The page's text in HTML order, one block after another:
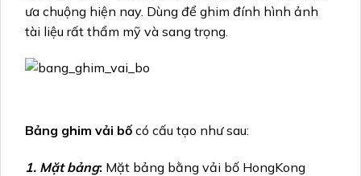
ưa chuộng hiện nay. Dùng để ghim đính hình ảnh
tài liệu rất thẩm mỹ và sang trọng.
Bảng ghim vải bốcó cấu tạo như sau:
1. Mặt bảng: Mặt bảng bằng vải bố HongKong